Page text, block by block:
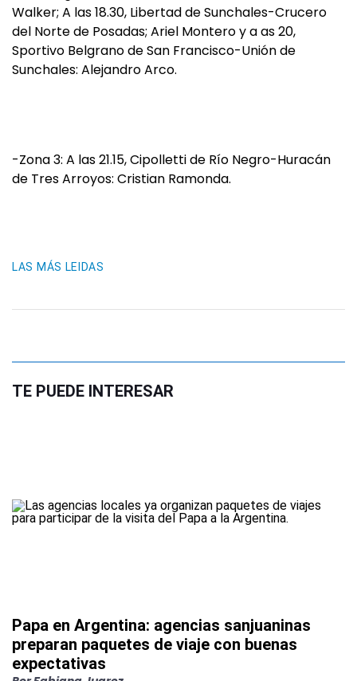
Walker; A las 18.30, Libertad de Sunchales-Crucero
del Norte de Posadas; Ariel Montero y a as 20,
Sportivo Belgrano de San Francisco-Unión de
Sunchales: Alejandro Arco.
-Zona 3: A las 21.15, Cipolletti de Río Negro-Huracán
de Tres Arroyos: Cristian Ramonda.
LAS MÁS LEIDAS
TE PUEDE INTERESAR
Papa en Argentina: agencias sanjuaninas
preparan paquetes de viaje con buenas
expectativas